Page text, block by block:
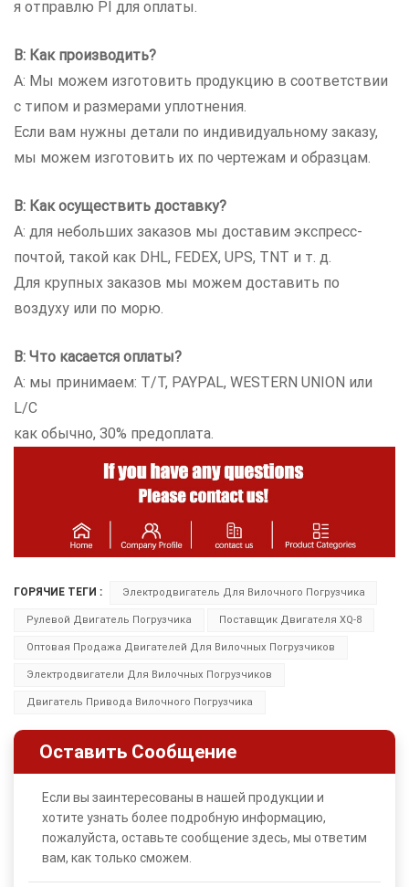
я отправлю PI для оплаты.
В: Как производить?
A: Мы можем изготовить продукцию в соответствии
с типом и размерами уплотнения.
Если вам нужны детали по индивидуальному заказу,
мы можем изготовить их по чертежам и образцам.
В: Как осуществить доставку?
A: для небольших заказов мы доставим экспресс-
почтой, такой как DHL, FEDEX, UPS, TNT и т. д.
Для крупных заказов мы можем доставить по
воздуху или по морю.
В: Что касается оплаты?
A: мы принимаем: T/T, PAYPAL, WESTERN UNION или
L/C
как обычно, 30% предоплата.
ГОРЯЧИЕ ТЕГИ : Электродвигатель Для Вилочного Погрузчика
Рулевой Двигатель Погрузчика Поставщик Двигателя XQ-8
Оптовая Продажа Двигателей Для Вилочных Погрузчиков
Электродвигатели Для Вилочных Погрузчиков
Двигатель Привода Вилочного Погрузчика
Оставить Сообщение
Если вы заинтересованы в нашей продукции и
хотите узнать более подробную информацию,
пожалуйста, оставьте сообщение здесь, мы ответим
вам, как только сможем.